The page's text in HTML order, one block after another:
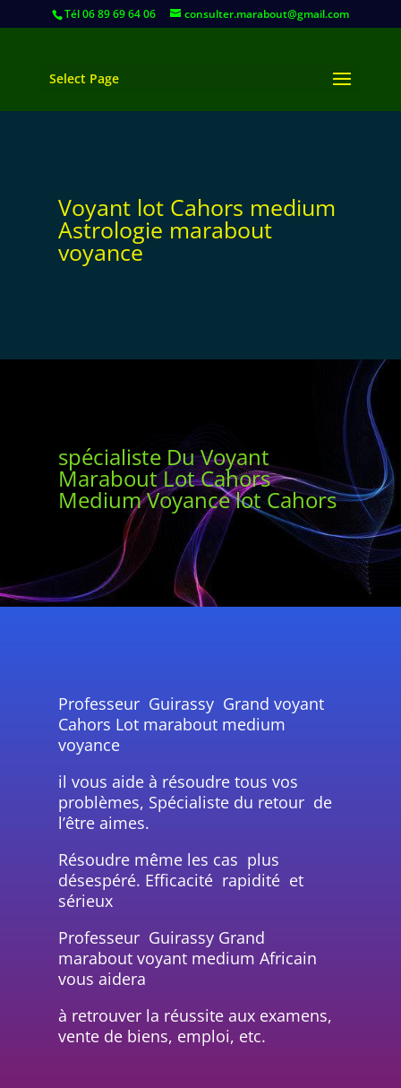
Tél 06 89 69 64 06 consulter.marabout@gmail.com
Select Page
Voyant lot Cahors medium
Astrologie marabout
voyance
spécialiste Du Voyant
Marabout Lot Cahors
Medium Voyance lot Cahors
Professeur Guirassy Grand voyant
Cahors Lot marabout medium
voyance
il vous aide à résoudre tous vos
problèmes, Spécialiste du retour de
l’être aimes.
Résoudre même les cas plus
désespéré. Efficacité rapidité et
sérieux
Professeur Guirassy Grand
marabout voyant medium Africain
vous aidera
à retrouver la réussite aux examens,
vente de biens, emploi, etc.